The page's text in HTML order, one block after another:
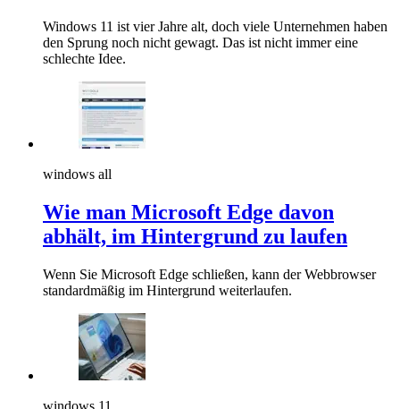
Windows 11 ist vier Jahre alt, doch viele Unternehmen haben
den Sprung noch nicht gewagt. Das ist nicht immer eine
schlechte Idee.
windows all
Wie man Microsoft Edge davon
abhält, im Hintergrund zu laufen
Wenn Sie Microsoft Edge schließen, kann der Webbrowser
standardmäßig im Hintergrund weiterlaufen.
windows 11